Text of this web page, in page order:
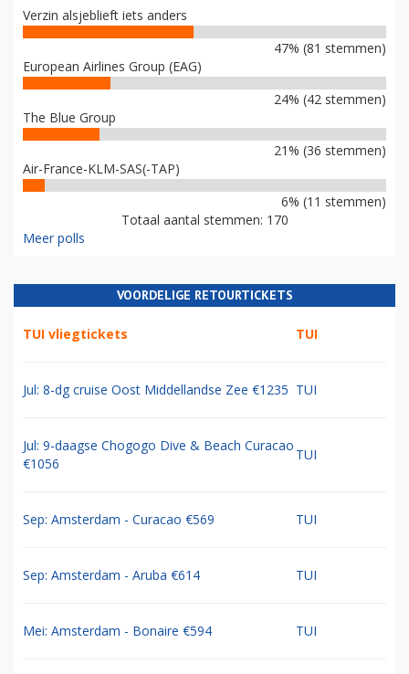
Verzin alsjeblieft iets anders
47% (81 stemmen)
European Airlines Group (EAG)
24% (42 stemmen)
The Blue Group
21% (36 stemmen)
Air-France-KLM-SAS(-TAP)
6% (11 stemmen)
Totaal aantal stemmen: 170
Meer polls
VOORDELIGE RETOURTICKETS
TUI vliegtickets TUI
Jul: 8-dg cruise Oost Middellandse Zee €1235 TUI
Jul: 9-daagse Chogogo Dive & Beach Curacao
€1056
TUI
Sep: Amsterdam - Curacao €569 TUI
Sep: Amsterdam - Aruba €614 TUI
Mei: Amsterdam - Bonaire €594 TUI